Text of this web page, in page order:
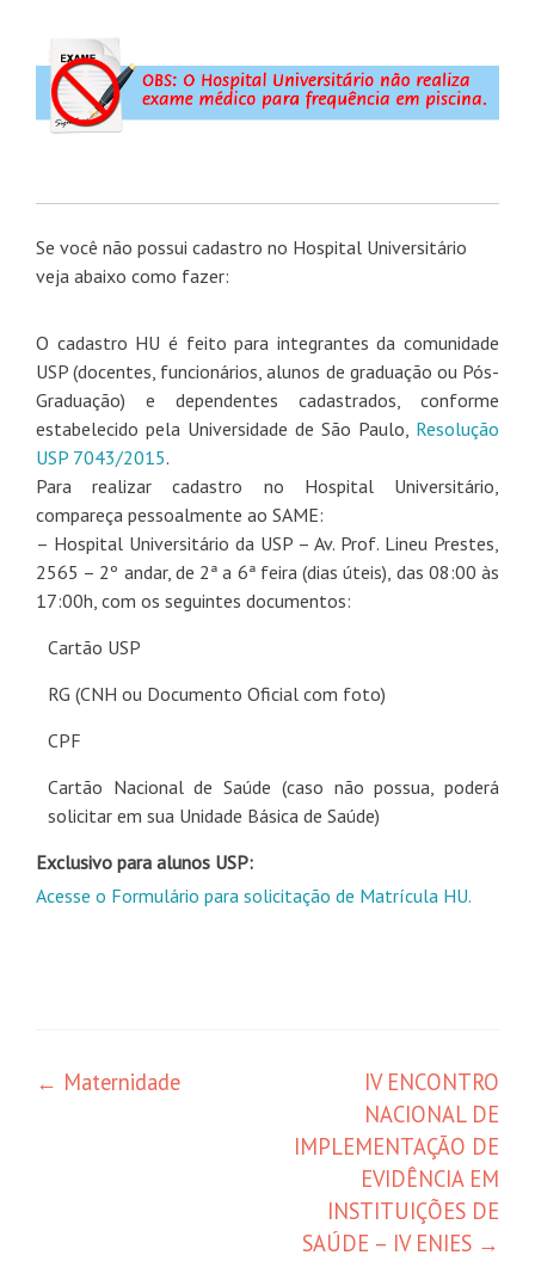
Se você não possui cadastro no Hospital Universitário
veja abaixo como fazer:
O cadastro HU é feito para integrantes da comunidade
USP (docentes, funcionários, alunos de graduação ou Pós-
Graduação) e dependentes cadastrados, conforme
estabelecido pela Universidade de São Paulo, Resolução
USP 7043/2015.
Para realizar cadastro no Hospital Universitário,
compareça pessoalmente ao SAME:
– Hospital Universitário da USP – Av. Prof. Lineu Prestes,
2565 – 2º andar, de 2ª a 6ª feira (dias úteis), das 08:00 às
17:00h, com os seguintes documentos:
Cartão USP
RG (CNH ou Documento Oficial com foto)
CPF
Cartão Nacional de Saúde (caso não possua, poderá
solicitar em sua Unidade Básica de Saúde)
Exclusivo para alunos USP:
Acesse o Formulário para solicitação de Matrícula HU.
← Maternidade
IV ENCONTRO
NACIONAL DE
IMPLEMENTAÇÃO DE
EVIDÊNCIA EM
INSTITUIÇÕES DE
SAÚDE – IV ENIES →